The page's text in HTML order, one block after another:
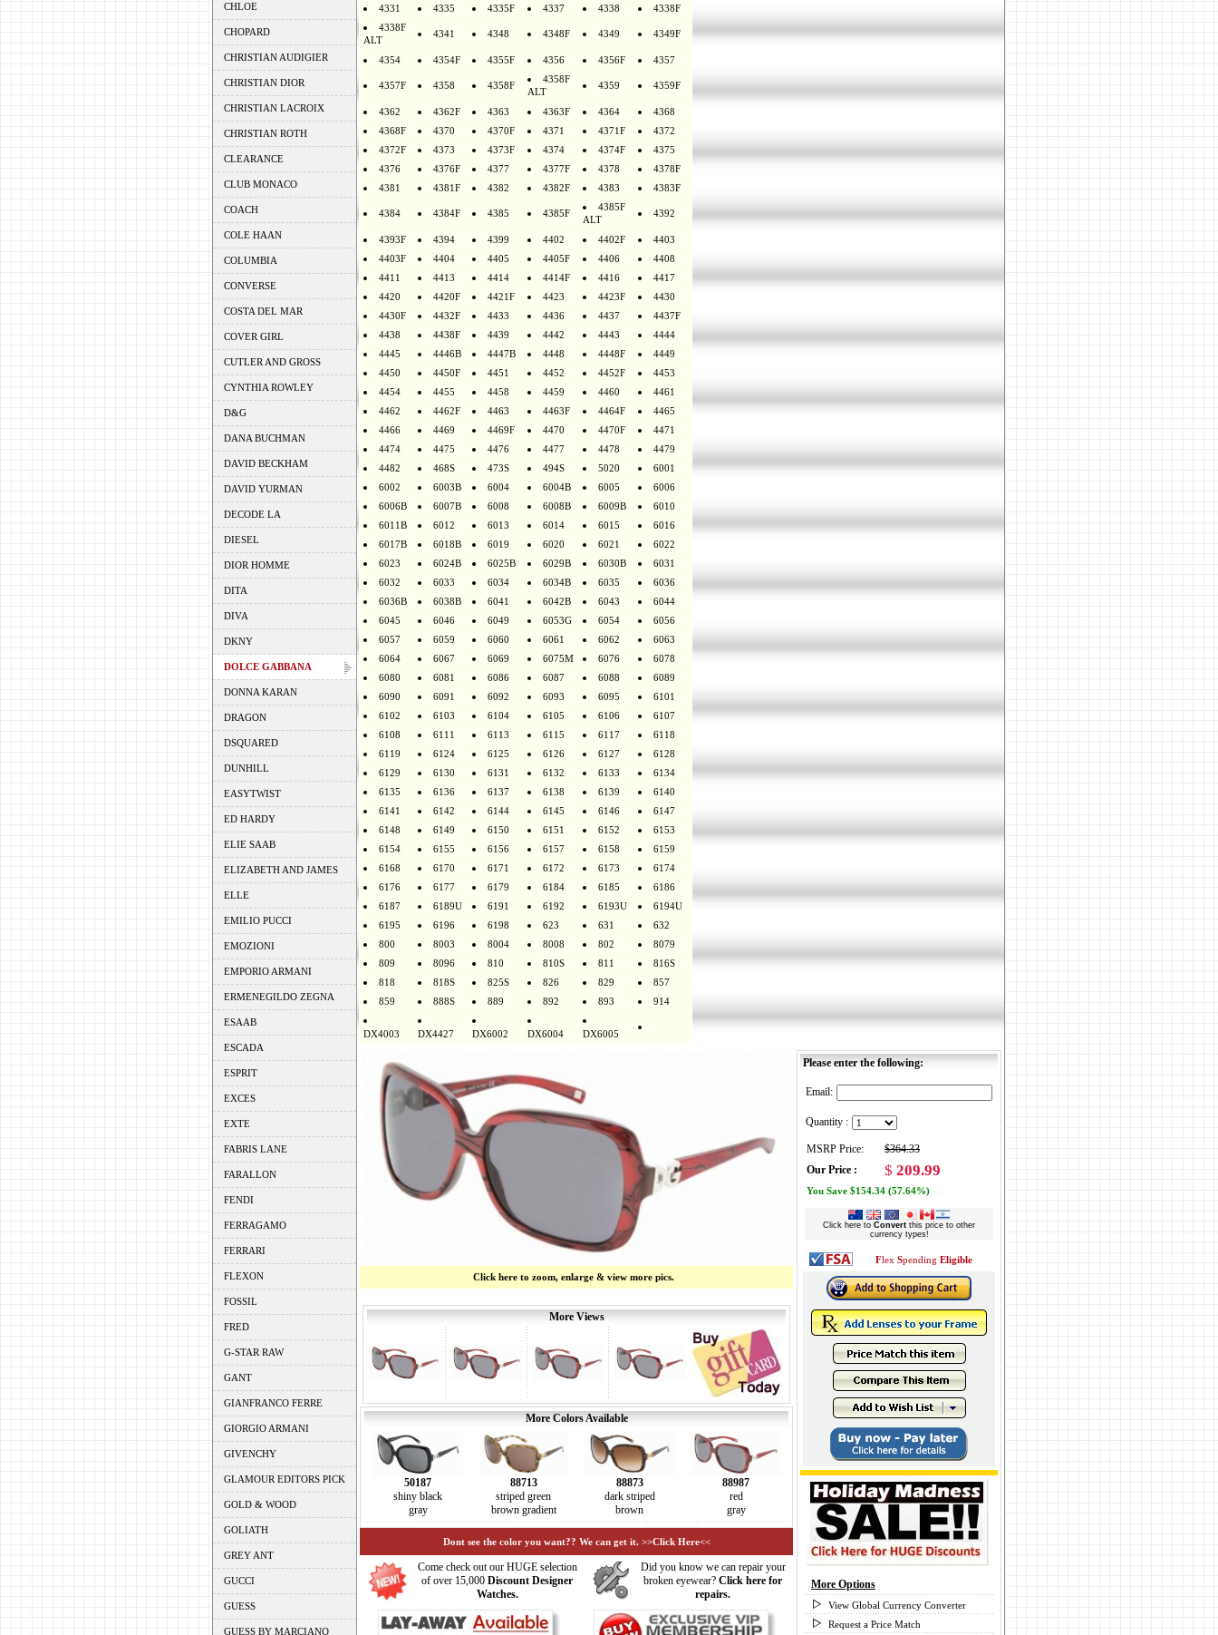
CHLOE
CHOPARD
CHRISTIAN AUDIGIER
CHRISTIAN DIOR
CHRISTIAN LACROIX
CHRISTIAN ROTH
CLEARANCE
CLUB MONACO
COACH
COLE HAAN
COLUMBIA
CONVERSE
COSTA DEL MAR
COVER GIRL
CUTLER AND GROSS
CYNTHIA ROWLEY
D&G
DANA BUCHMAN
DAVID BECKHAM
DAVID YURMAN
DECODE LA
DIESEL
DIOR HOMME
DITA
DIVA
DKNY
DOLCE GABBANA
DONNA KARAN
DRAGON
DSQUARED
DUNHILL
EASYTWIST
ED HARDY
ELIE SAAB
ELIZABETH AND JAMES
ELLE
EMILIO PUCCI
EMOZIONI
EMPORIO ARMANI
ERMENEGILDO ZEGNA
ESAAB
ESCADA
ESPRIT
EXCES
EXTE
FABRIS LANE
FARALLON
FENDI
FERRAGAMO
FERRARI
FLEXON
FOSSIL
FRED
G-STAR RAW
GANT
GIANFRANCO FERRE
GIORGIO ARMANI
GIVENCHY
GLAMOUR EDITORS PICK
GOLD & WOOD
GOLIATH
GREY ANT
GUCCI
GUESS
GUESS BY MARCIANO
4331
4335 4335F 4337 4338
4338F
4338F
ALT
4341 4348 4348F 4349 4349F
4354 4354F 4355F 4356 4356F 4357
4357F 4358 4358F
4358F
ALT
4359 4359F
4362 4362F 4363 4363F 4364
4368
4368F
4370 4370F 4371 4371F
4372
4372F
4373 4373F 4374 4374F
4375
4376
4376F 4377 4377F 4378
4378F
4381
4381F 4382 4382F 4383 4383F
4384 4384F 4385 4385F
4385F
ALT
4392
4393F 4394 4399 4402 4402F
4403
4403F
4404 4405 4405F 4406
4408
4411
4413 4414 4414F 4416
4417
4420
4420F 4421F 4423 4423F
4430
4430F
4432F 4433 4436 4437
4437F
4438
4438F 4439 4442 4443
4444
4445
4446B 4447B 4448 4448F
4449
4450
4450F 4451 4452 4452F
4453
4454
4455 4458 4459 4460
4461
4462
4462F 4463 4463F 4464F
4465
4466
4469 4469F 4470 4470F
4471
4474
4475 4476 4477 4478
4479
4482
468S 473S 494S 5020
6001
6002
6003B 6004 6004B 6005
6006
6006B
6007B 6008 6008B 6009B
6010
6011B
6012 6013 6014 6015
6016
6017B
6018B 6019 6020 6021
6022
6023
6024B 6025B 6029B 6030B
6031
6032
6033 6034 6034B 6035
6036
6036B
6038B 6041 6042B 6043
6044
6045
6046 6049 6053G 6054
6056
6057
6059 6060 6061 6062
6063
6064
6067 6069 6075M 6076
6078
6080
6081 6086 6087 6088
6089
6090
6091 6092 6093 6095
6101
6102
6103 6104 6105 6106
6107
6108
6111 6113 6115 6117
6118
6119
6124 6125 6126 6127
6128
6129
6130 6131 6132 6133
6134
6135
6136 6137 6138 6139
6140
6141
6142 6144 6145 6146
6147
6148
6149 6150 6151 6152
6153
6154
6155 6156 6157 6158
6159
6168
6170 6171 6172 6173
6174
6176
6177 6179 6184 6185
6186
6187
6189U 6191 6192 6193U
6194U
6195
6196 6198 623 631
632
800
8003 8004 8008 802
8079
809
8096 810 810S 811
816S
818
818S 825S 826 829
857
859
888S 889 892 893 914
DX4003 DX4427 DX6002 DX6004 DX6005
Click here to zoom, enlarge & view more pics.
More Views
More Colors Available
50187
shiny black
gray
88713
striped green
brown gradient
88873
dark striped
brown
88987
red
gray
Dont see the color you want?? We can get it. >>Click Here<<
Come check out our HUGE selection
of over 15,000 Discount Designer
Watches.
Did you know we can repair your
broken eyewear? Click here for
repairs.
Please enter the following:
Email:
Quantity :
MSRP Price:
$364.33
Our Price :
$ 209.99
You Save $154.34 (57.64%)
Click here to Convert this price to other
currency types!
Flex Spending Eligible
More Options
View Global Currency Converter
Request a Price Match